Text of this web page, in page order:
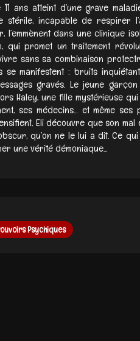
ans atteint d’une grave
stérile, incapable de respirer
l’emmènent dans une clinique
qui promet un traitement
sans sa combinaison
se manifestent : bruits
gravés. Le jeune
Haley, une fille mystérieuse
ses médecins… et même ses
Eli découvre que son
qu’on ne le lui a dit. Ce
une vérité démoniaque...
Psychiques